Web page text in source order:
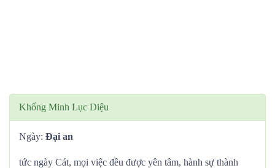
Khổng Minh Lục Diệu
Ngày: Đại an
tức ngày Cát, mọi việc đều được yên tâm, hành sự thành